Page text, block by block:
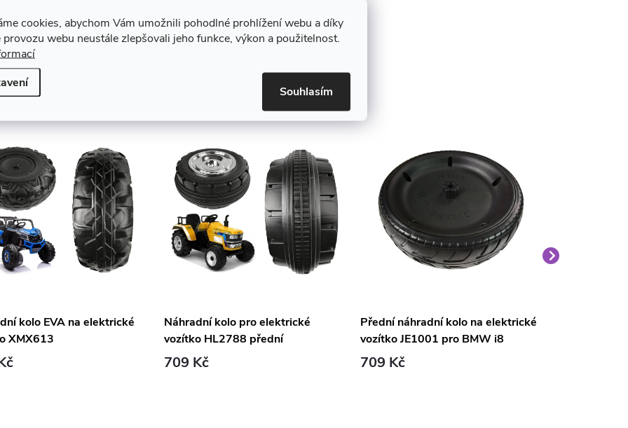
cookies, abychom Vám umožnili pohodlné prohlížení webu a díky
provozu webu neustále zlepšovali jeho funkce, výkon a použitelnost.
Souhlasím
kolo EVA na elektrické
XMX613
Náhradní kolo pro elektrické
vozítko HL2788 přední
709 Kč
Přední náhradní kolo na elektrické
vozítko JE1001 pro BMW i8
709 Kč